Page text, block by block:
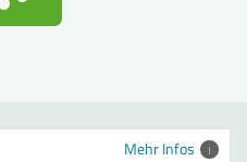
Mehr Infos